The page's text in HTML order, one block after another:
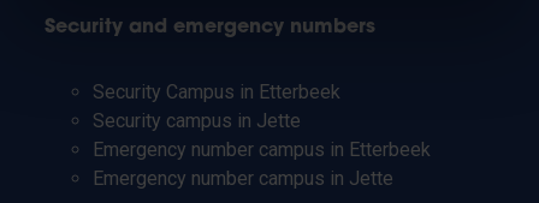
Security and emergency numbers
Security Campus in Etterbeek
Security campus in Jette
Emergency number campus in Etterbeek
Emergency number campus in Jette